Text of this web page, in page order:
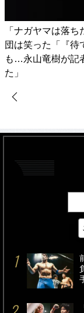
「ナガヤマは落ち
団は笑った「『待
も…永山竜樹が記
た」